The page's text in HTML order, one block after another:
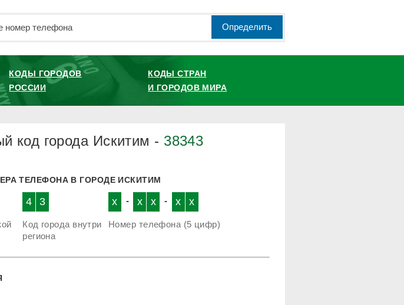
Определить
КОДЫ ГОРОДОВ
РОССИИ
КОДЫ СТРАН
И ГОРОДОВ МИРА
код города Искитим - 38343
ТЕЛЕФОНА В ГОРОДЕ ИСКИТИМ
4 3
Код города внутри
региона
x - x x - x x
Номер телефона (5 цифр)